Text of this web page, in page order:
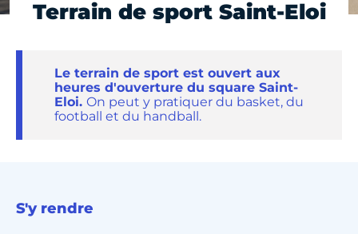
Terrain de sport Saint-Eloi
Le terrain de sport est ouvert aux
heures d'ouverture du square Saint-
Eloi. On peut y pratiquer du basket, du
football et du handball.
S'y rendre